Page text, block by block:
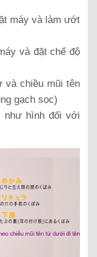
máy và làm ướt
và đặt chế độ
và chiều mũi tên
gạch sọc)
như hình đối với